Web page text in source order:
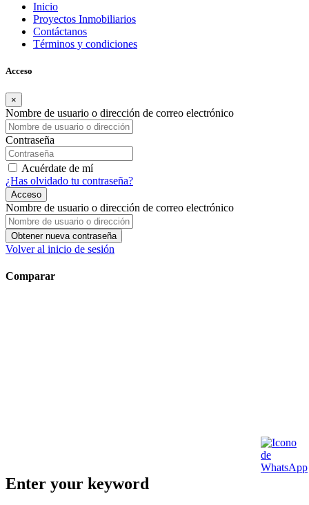
Inicio
Proyectos Inmobiliarios
Contáctanos
Términos y condiciones
Acceso
×
Nombre de usuario o dirección de correo electrónico
Contraseña
Acuérdate de mí
¿Has olvidado tu contraseña?
Acceso
Nombre de usuario o dirección de correo electrónico
Obtener nueva contraseña
Volver al inicio de sesión
Comparar
Enter your keyword